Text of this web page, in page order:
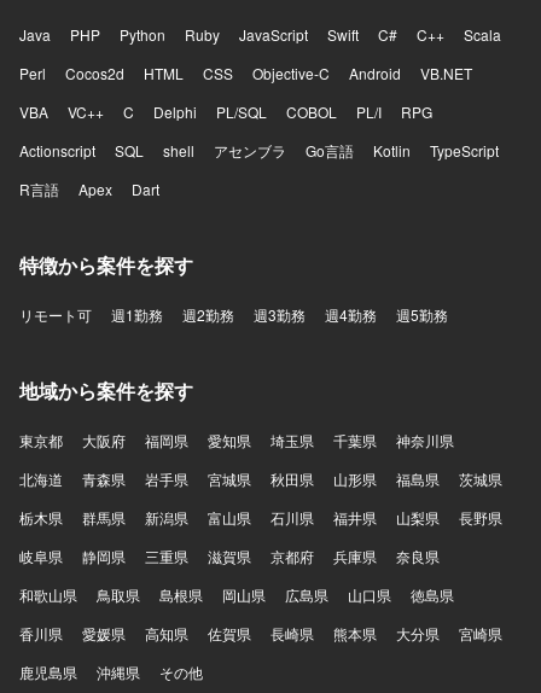
Java PHP Python Ruby JavaScript Swift C# C++
Scala
Perl
Cocos2d HTML CSS Objective-C Android
VB.NET
VBA
VC++ C Delphi PL/SQL COBOL PL/I
RPG
Actionscript
SQL shell アセンブラ Go言語 Kotlin
TypeScript
R言語
Apex Dart
特徴から案件を探す
リモート可 週1勤務 週2勤務 週3勤務 週4勤務 週5勤務
地域から案件を探す
東京都 大阪府 福岡県 愛知県 埼玉県 千葉県
神奈川県
北海道
青森県 岩手県 宮城県 秋田県 山形県 福島県
茨城県
栃木県
群馬県 新潟県 富山県 石川県 福井県 山梨県
長野県
岐阜県
静岡県 三重県 滋賀県 京都府 兵庫県
奈良県
和歌山県
鳥取県 島根県 岡山県 広島県 山口県
徳島県
香川県
愛媛県 高知県 佐賀県 長崎県 熊本県 大分県
宮崎県
鹿児島県
沖縄県 その他